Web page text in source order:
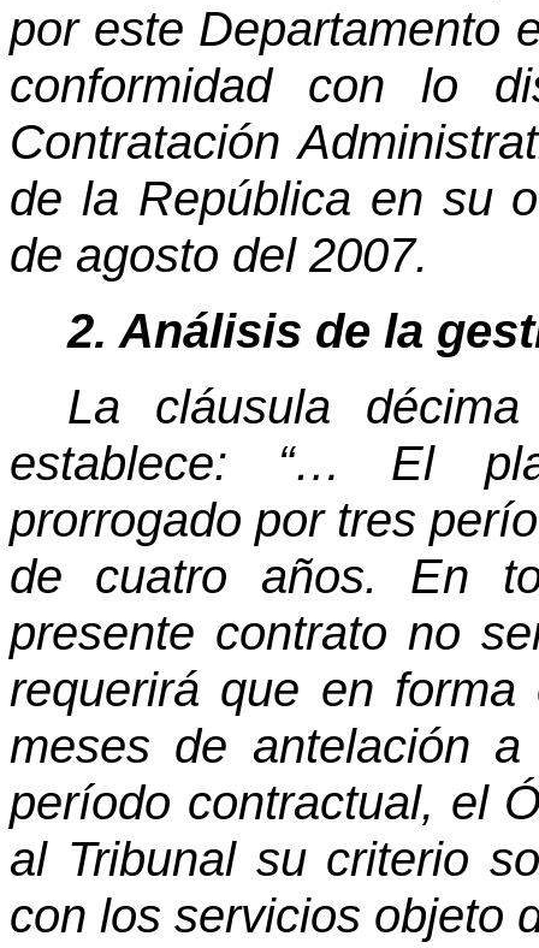
por este Departamento
conformidad con lo
Contratación
de la República en su
de agosto del 2007.
2. Análisis de la
La cláusula
establece: “… El
prorrogado por tres
de cuatro años. En
presente contrato no
requerirá que en
meses de antelación
período contractual, el
al Tribunal su criterio
con los servicios objeto